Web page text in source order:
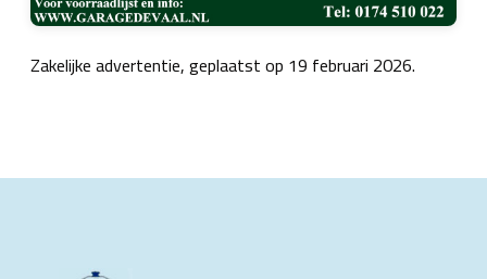
Zakelijke advertentie, geplaatst op 19 februari 2026.